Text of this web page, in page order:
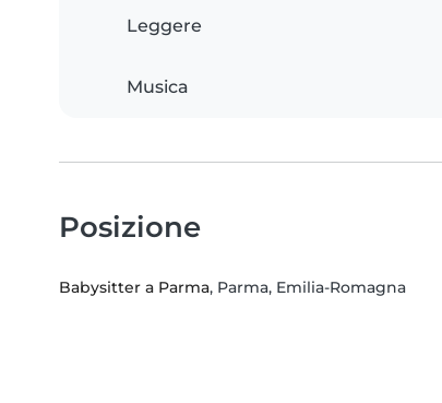
Leggere
Musica
Posizione
Babysitter a Parma, Parma, Emilia-Romagna